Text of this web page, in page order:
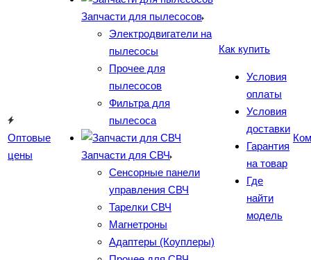
Оптовые
цены
Запчасти для пылесосов
Электродвигатели на
пылесосы
Прочее для
пылесосов
Фильтра для
пылесоса
Запчасти для СВЧ
Сенсорные панели
управления СВЧ
Тарелки СВЧ
Магнетроны
Адаптеры (Коуплеры)
Как купить
Условия
оплаты
Условия
доставки
Гарантия
на товар
Где
найти
модель